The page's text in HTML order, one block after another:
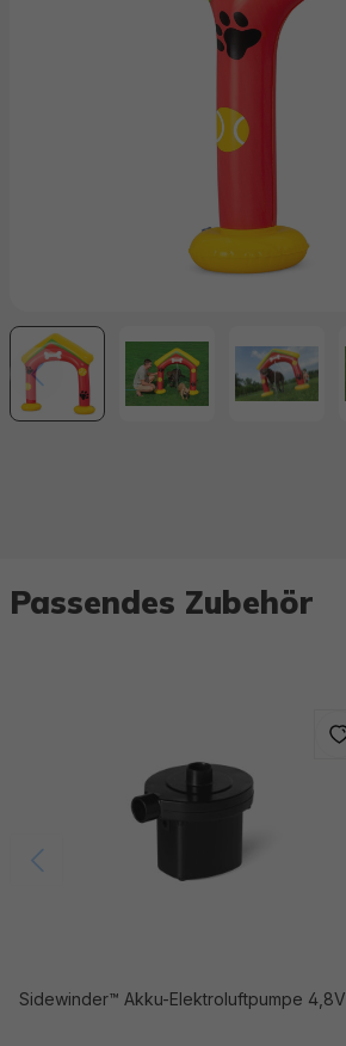
Passendes Zubehör
Sidewinder™ Akku-Elektroluftpumpe 4,8V